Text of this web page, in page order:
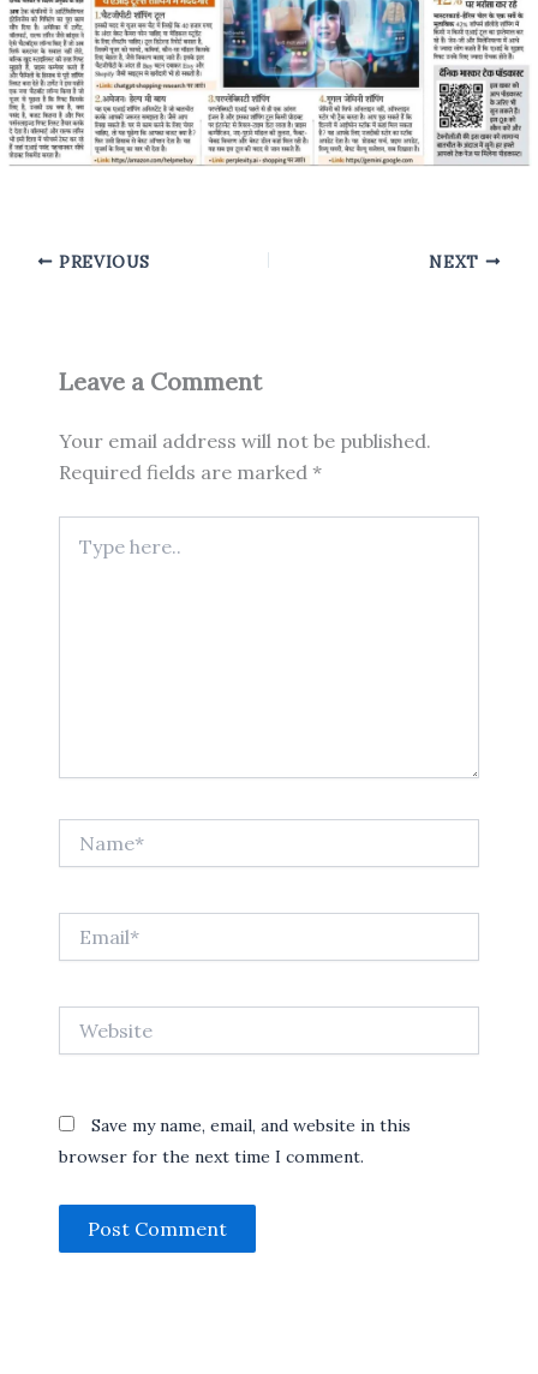
PREVIOUS NEXT
Leave a Comment
Your email address will not be published.
Required fields are marked *
here..
Save my name, email, and website in this
browser for the next time I comment.